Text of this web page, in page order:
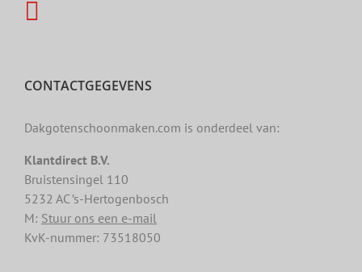
CONTACTGEGEVENS
Dakgotenschoonmaken.com is onderdeel van:
Klantdirect B.V.
Bruistensingel 110
5232 AC ’s-Hertogenbosch
M: Stuur ons een e-mail
KvK-nummer: 73518050